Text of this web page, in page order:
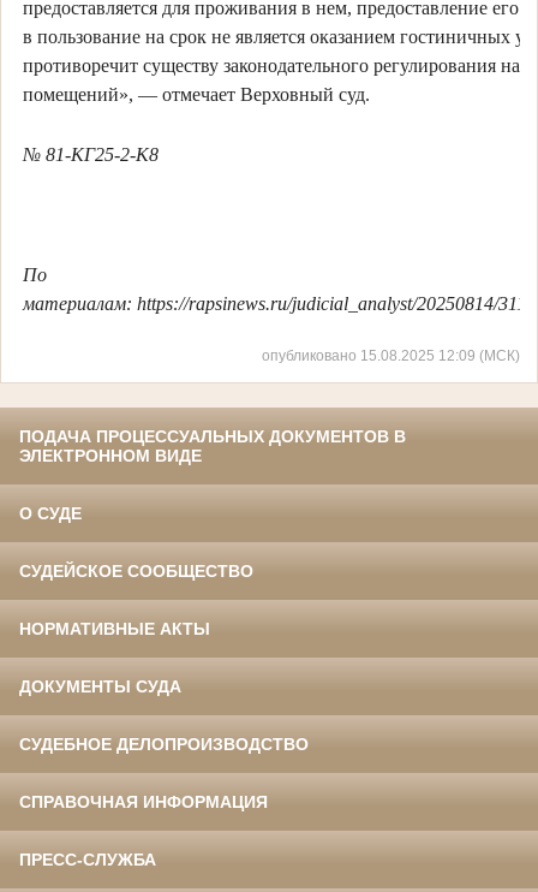
предоставляется для проживания в нем, предоставление его
в пользование на срок не является оказанием гостиничных
противоречит существу законодательного регулирования
помещений», — отмечает Верховный суд.
№ 81-КГ25-2-К8
По
материалам: https://rapsinews.ru/judicial_analyst/20250814/
опубликовано 15.08.2025 12:09 (МСК)
ПОДАЧА ПРОЦЕССУАЛЬНЫХ ДОКУМЕНТОВ В
ЭЛЕКТРОННОМ ВИДЕ
О СУДЕ
СУДЕЙСКОЕ СООБЩЕСТВО
НОРМАТИВНЫЕ АКТЫ
ДОКУМЕНТЫ СУДА
СУДЕБНОЕ ДЕЛОПРОИЗВОДСТВО
СПРАВОЧНАЯ ИНФОРМАЦИЯ
ПРЕСС-СЛУЖБА